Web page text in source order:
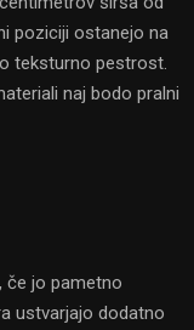
poziciji ostanejo na
teksturno pestrost.
naj bodo pralni
če jo pametno
ustvarjajo dodatno